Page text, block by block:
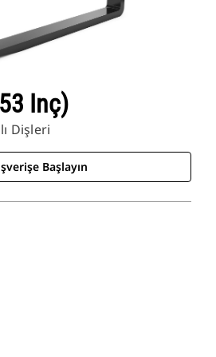
Inç)
Dişleri
Başlayın